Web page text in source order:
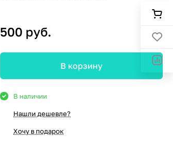
500 руб.
В корзину
В наличии
Нашли дешевле?
Хочу в подарок